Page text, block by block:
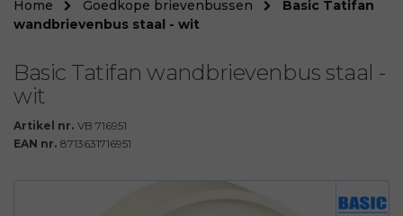
Home Goedkope brievenbussen
Basic Tatifan
wandbrievenbus staal - wit
Basic Tatifan wandbrievenbus staal -
wit
Artikel nr. VB 716951
EAN nr. 8713631716951